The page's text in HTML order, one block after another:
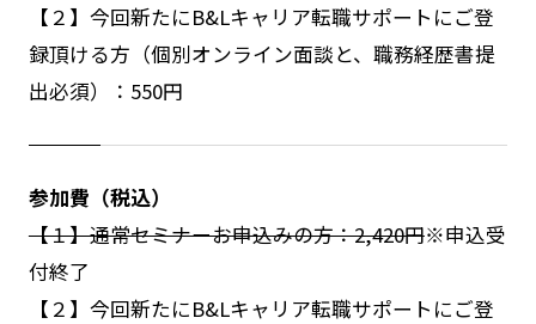
【２】今回新たにB&Lキャリア転職サポートにご登
録頂ける方（個別オンライン面談と、職務経歴書提
出必須）：550円
参加費（税込）
【１】通常セミナーお申込みの方：2,420円※申込受
付終了
【２】今回新たにB&Lキャリア転職サポートにご登